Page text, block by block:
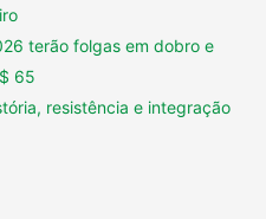
terão folgas em dobro e
65
resistência e integração